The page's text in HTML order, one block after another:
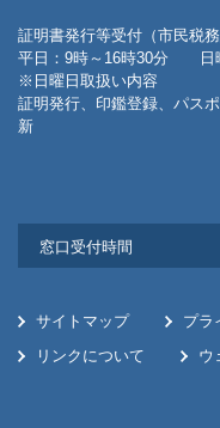
証明書発行等受付（市民税務
平日：9時～16時30分 日
※日曜日取扱い内容
証明発行、印鑑登録、パス
新
窓口受付時間
サイトマップ プラ
リンクについて
ウ